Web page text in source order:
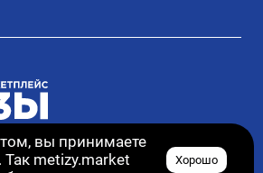
вы принимаете
. Так metizy.market
Хорошо